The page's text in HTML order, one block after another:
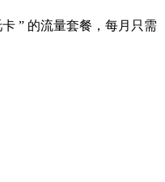
” 的流量套餐，每月只需